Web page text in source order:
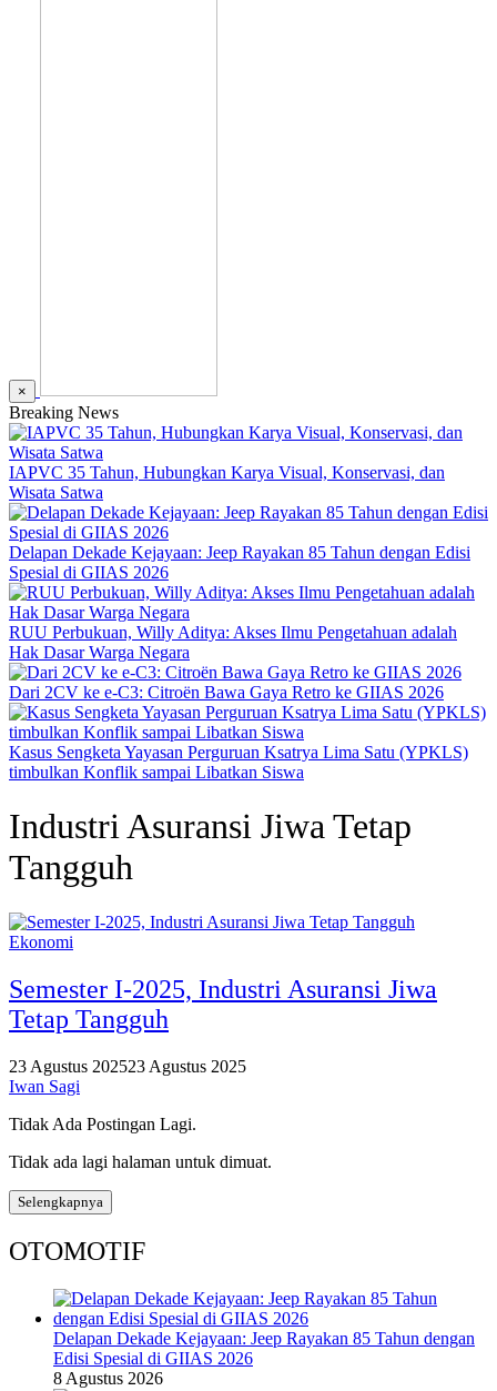
×
Breaking News
IAPVC 35 Tahun, Hubungkan Karya Visual, Konservasi, dan
Wisata Satwa
Delapan Dekade Kejayaan: Jeep Rayakan 85 Tahun dengan Edisi
Spesial di GIIAS 2026
RUU Perbukuan, Willy Aditya: Akses Ilmu Pengetahuan adalah
Hak Dasar Warga Negara
Dari 2CV ke e-C3: Citroën Bawa Gaya Retro ke GIIAS 2026
Kasus Sengketa Yayasan Perguruan Ksatrya Lima Satu (YPKLS)
timbulkan Konflik sampai Libatkan Siswa
Industri Asuransi Jiwa Tetap
Tangguh
Ekonomi
Semester I-2025, Industri Asuransi Jiwa
Tetap Tangguh
23 Agustus 202523 Agustus 2025
Iwan Sagi
Tidak Ada Postingan Lagi.
Tidak ada lagi halaman untuk dimuat.
Selengkapnya
OTOMOTIF
Delapan Dekade Kejayaan: Jeep Rayakan 85 Tahun dengan
Edisi Spesial di GIIAS 2026
8 Agustus 2026